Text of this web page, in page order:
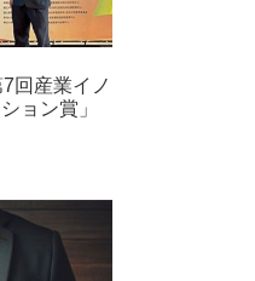
回産業イノ
ョン賞」